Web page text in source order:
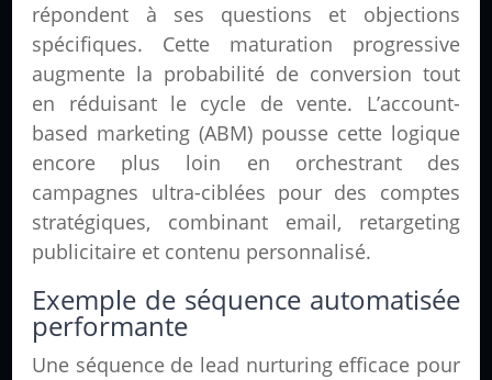
répondent à ses questions et objections
spécifiques. Cette maturation progressive
augmente la probabilité de conversion tout
en réduisant le cycle de vente. L’account-
based marketing (ABM) pousse cette logique
encore plus loin en orchestrant des
campagnes ultra-ciblées pour des comptes
stratégiques, combinant email, retargeting
publicitaire et contenu personnalisé.
Exemple de séquence automatisée
performante
Une séquence de lead nurturing efficace pour